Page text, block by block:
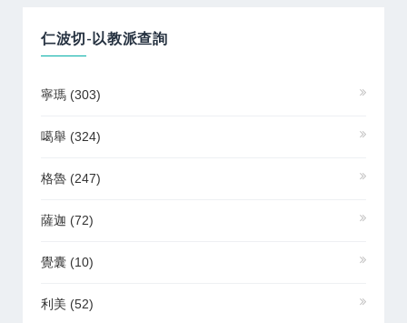
仁波切-以教派查詢
寧瑪 (303)
噶舉 (324)
格魯 (247)
薩迦 (72)
覺囊 (10)
利美 (52)